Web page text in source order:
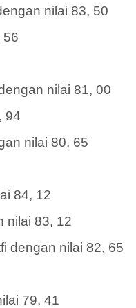
nilai 83, 50
56
nilai 81, 00
94
nilai 80, 65
84, 12
nilai 83, 12
dengan nilai 82, 65
79, 41